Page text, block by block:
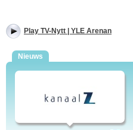
Play TV-Nytt | YLE Arenan
Nieuws